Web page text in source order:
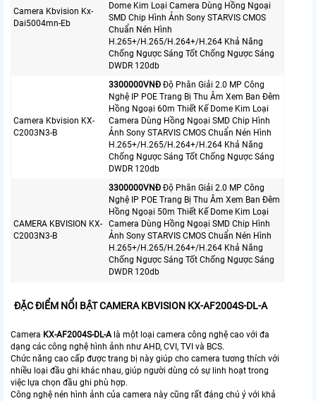
Camera Kbvision Kx-
Dai5004mn-Eb
Dome Kim Loại Camera Dùng Hồng Ngoại
SMD Chip Hình Ảnh Sony STARVIS CMOS
Chuẩn Nén Hình
H.265+/H.265/H.264+/H.264 Khả Năng
Chống Ngược Sáng Tốt Chống Ngược Sáng
DWDR 120db
Camera Kbvision KX-
C2003N3-B
3300000VNÐ Độ Phân Giải 2.0 MP Công
Nghệ IP POE Trang Bị Thu Âm Xem Ban Đêm
Hồng Ngoại 60m Thiết Kế Dome Kim Loại
Camera Dùng Hồng Ngoại SMD Chip Hình
Ảnh Sony STARVIS CMOS Chuẩn Nén Hình
H.265+/H.265/H.264+/H.264 Khả Năng
Chống Ngược Sáng Tốt Chống Ngược Sáng
DWDR 120db
CAMERA KBVISION KX-
C2003N3-B
3300000VNÐ Độ Phân Giải 2.0 MP Công
Nghệ IP POE Trang Bị Thu Âm Xem Ban Đêm
Hồng Ngoại 50m Thiết Kế Dome Kim Loại
Camera Dùng Hồng Ngoại SMD Chip Hình
Ảnh Sony STARVIS CMOS Chuẩn Nén Hình
H.265+/H.265/H.264+/H.264 Khả Năng
Chống Ngược Sáng Tốt Chống Ngược Sáng
DWDR 120db
ĐẶC ĐIỂM NỔI BẬT CAMERA KBVISION KX-AF2004S-DL-A
Camera KX-AF2004S-DL-Alà một loại camera công nghệ cao với đa
dạng các công nghệ hình ảnh như AHD, CVI, TVI và BCS.
Chức năng cao cấp được trang bị này giúp cho camera tương thích với
nhiều loại đầu ghi khác nhau, giúp người dùng có sự linh hoạt trong
việc lựa chọn đầu ghi phù hợp.
Công nghệ nén hình ảnh của camera này cũng rất đáng chú ý với khả